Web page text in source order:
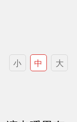
小 中 大